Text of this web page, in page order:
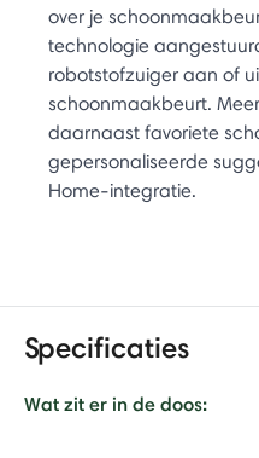
over je
technologie
robotstofzuiger aan of
schoonmaakbeurt.
daarnaast favoriete
gepersonaliseerde
Home-integratie.
Specificaties
Wat zit er in de doos: